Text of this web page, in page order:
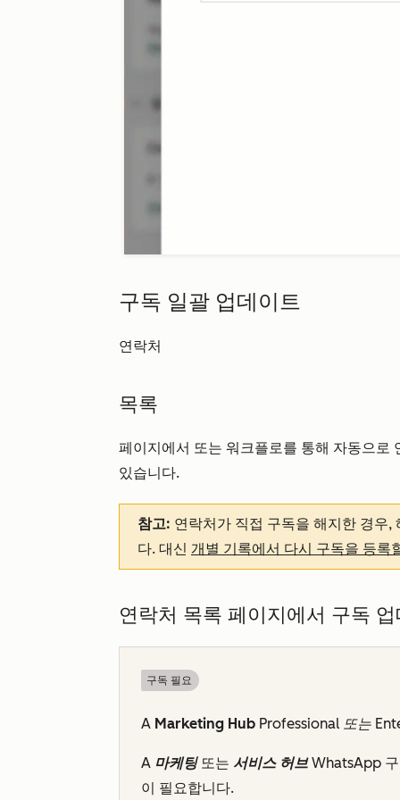
구독 일괄 업데이트
연락처
목록
페이지에서 또는 워크플로를 통해 자동으로
있습니다.
참고: 연락처가 직접 구독을 해지한 경우
다. 대신 개별 기록에서 다시 구독을 등록
연락처 목록 페이지에서 구독
구독 필요
A Marketing Hub Professional 또는
A 마케팅 또는 서비스 허브 WhatsApp
이 필요합니다.